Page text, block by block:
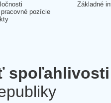
pozície
Základné
spoľahlivosti